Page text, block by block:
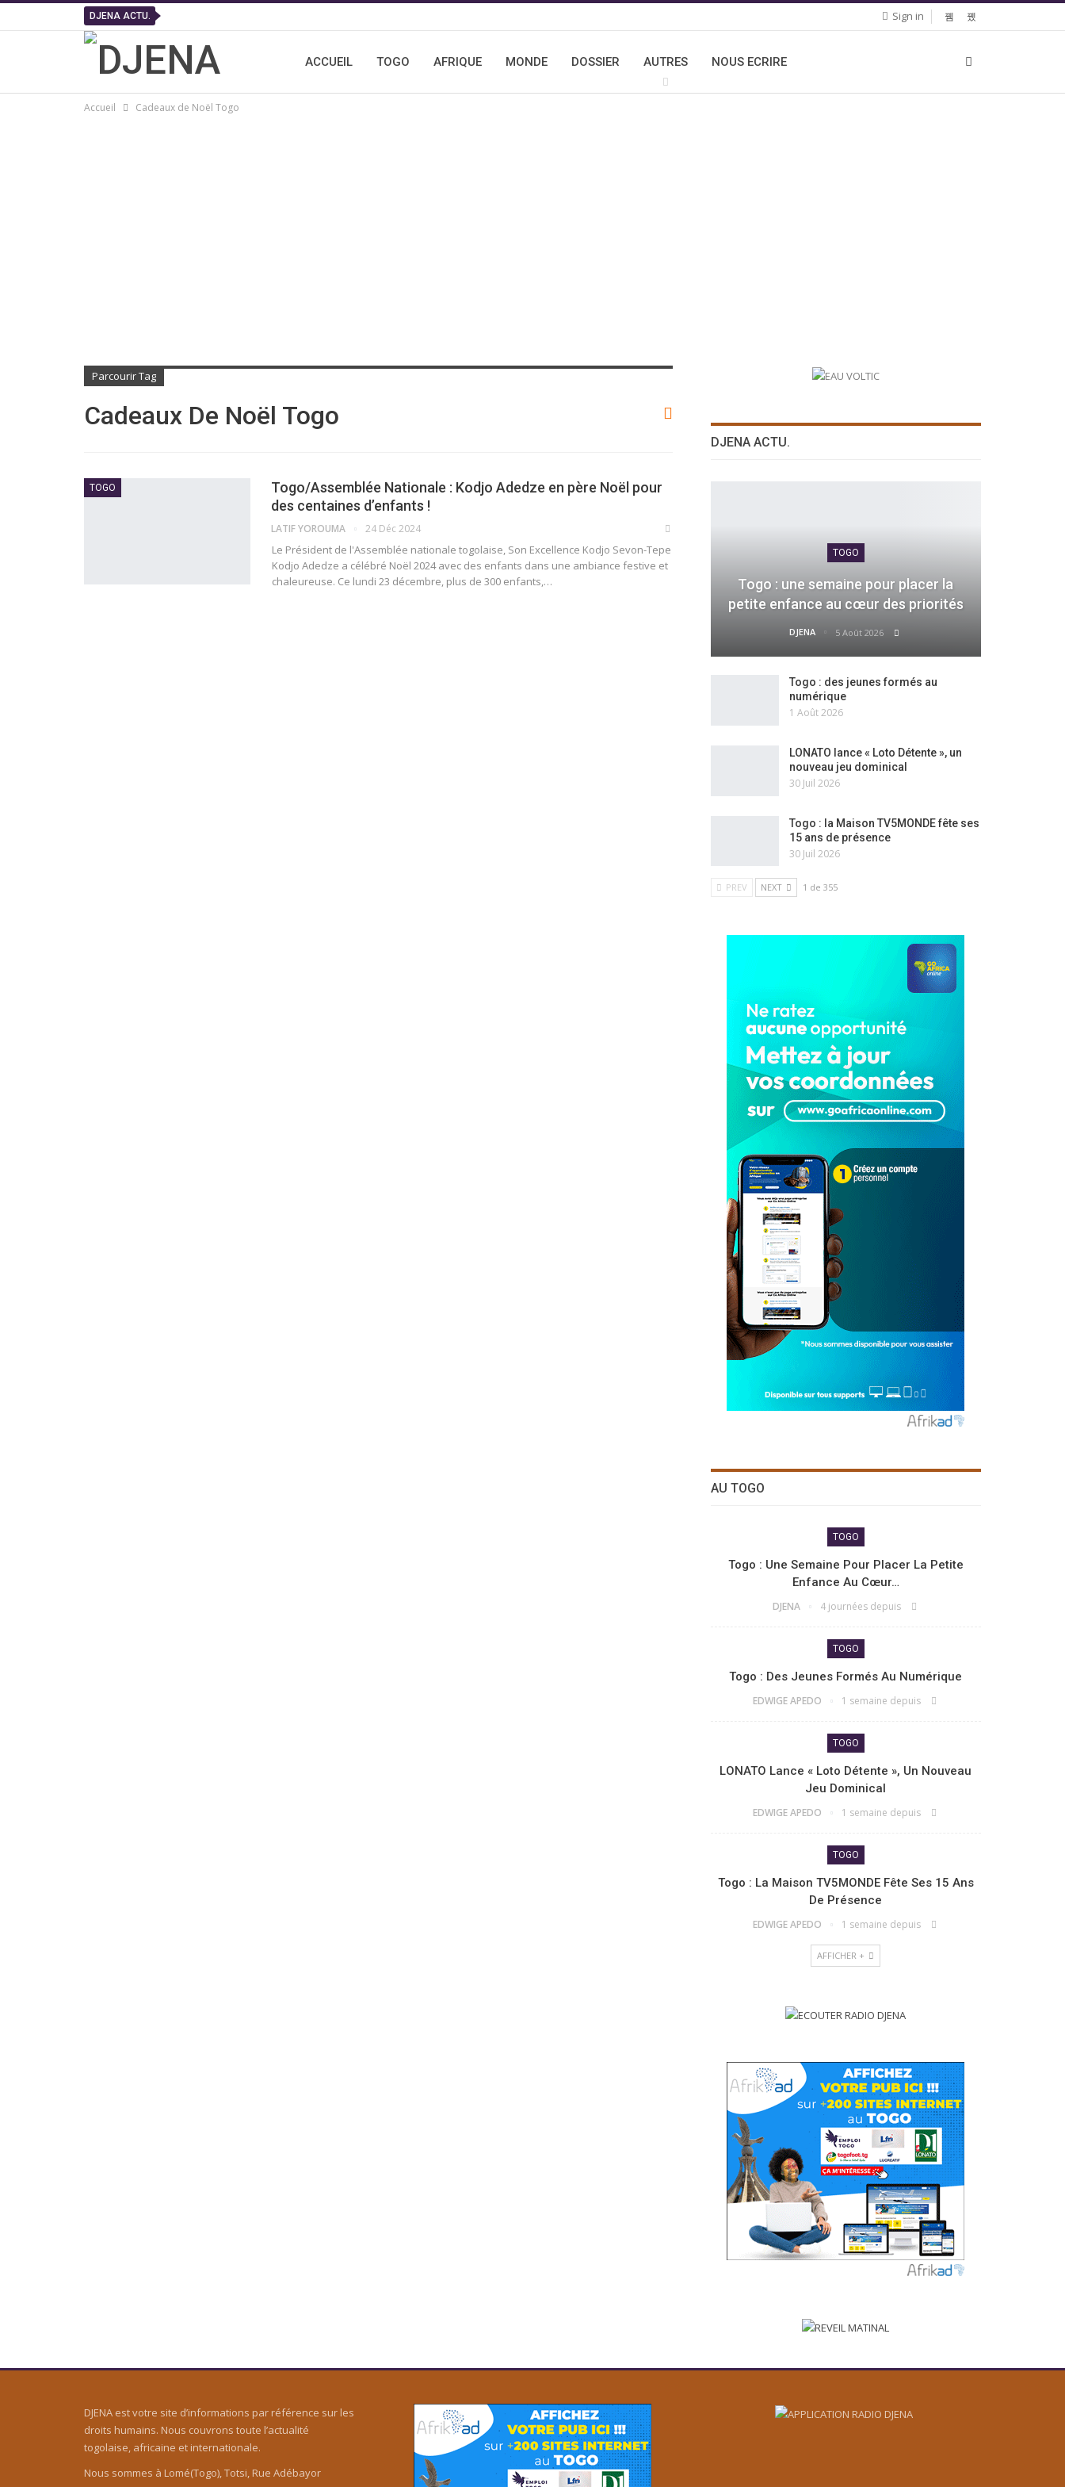
Sign in
DJENA ACTU.
ACCUEIL TOGO AFRIQUE MONDE DOSSIER AUTRES NOUS ECRIRE
Accueil Cadeaux de Noël Togo
Parcourir Tag
Cadeaux De Noël Togo
TOGO
Togo/Assemblée Nationale : Kodjo Adedze en père Noël pour
des centaines d’enfants !
LATIF YOROUMA 24 Déc 2024
Le Président de l'Assemblée nationale togolaise, Son Excellence Kodjo Sevon-Tepe
Kodjo Adedze a célébré Noël 2024 avec des enfants dans une ambiance festive et
chaleureuse. Ce lundi 23 décembre, plus de 300 enfants,…
DJENA ACTU.
TOGO
Togo : une semaine pour placer la
petite enfance au cœur des priorités
DJENA 5 Août 2026
Togo : des jeunes formés au
numérique
1 Août 2026
LONATO lance « Loto Détente », un
nouveau jeu dominical
30 Juil 2026
Togo : la Maison TV5MONDE fête ses
15 ans de présence
30 Juil 2026
PREV NEXT 1 de 355
AU TOGO
TOGO
Togo : Une Semaine Pour Placer La Petite
Enfance Au Cœur…
DJENA 4 journées depuis
TOGO
Togo : Des Jeunes Formés Au Numérique
EDWIGE APEDO 1 semaine depuis
TOGO
LONATO Lance « Loto Détente », Un Nouveau
Jeu Dominical
EDWIGE APEDO 1 semaine depuis
TOGO
Togo : La Maison TV5MONDE Fête Ses 15 Ans
De Présence
EDWIGE APEDO 1 semaine depuis
AFFICHER +
DJENA est votre site d’informations par référence sur les
droits humains. Nous couvrons toute l’actualité
togolaise, africaine et internationale.
Nous sommes à Lomé(Togo), Totsi, Rue Adébayor